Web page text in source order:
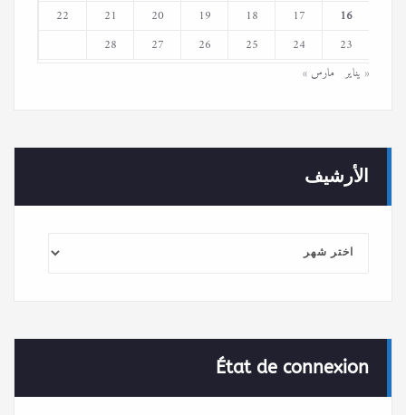
16
17
18
19
20
21
22
23
24
25
26
27
28
« يناير مارس »
الأرشيف
État de connexion